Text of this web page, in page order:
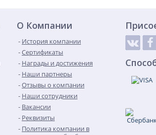
О Компании
История компании
Сертификаты
Награды и достижения
Наши партнеры
Отзывы о компании
Наши сотрудники
Вакансии
Реквизиты
Политика компании в